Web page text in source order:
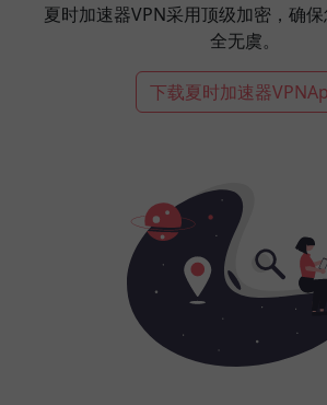
夏时加速器VPN采用顶级加密，确
全无虞。
下载夏时加速器